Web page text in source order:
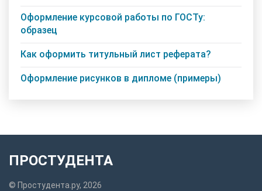
Оформление курсовой работы по ГОСТу:
образец
Как оформить титульный лист реферата?
Оформление рисунков в дипломе (примеры)
ПРОСТУДЕНТА
© Простудента.ру, 2026